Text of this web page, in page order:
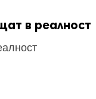
в реалност